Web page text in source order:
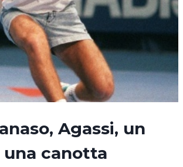
Agassi, un
una canotta